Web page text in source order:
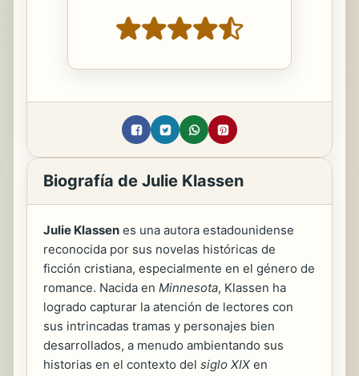
Biografía de Julie Klassen
Julie Klassen es una autora estadounidense
reconocida por sus novelas históricas de
ficción cristiana, especialmente en el género de
romance. Nacida en Minnesota, Klassen ha
logrado capturar la atención de lectores con
sus intrincadas tramas y personajes bien
desarrollados, a menudo ambientando sus
historias en el contexto del siglo XIX en